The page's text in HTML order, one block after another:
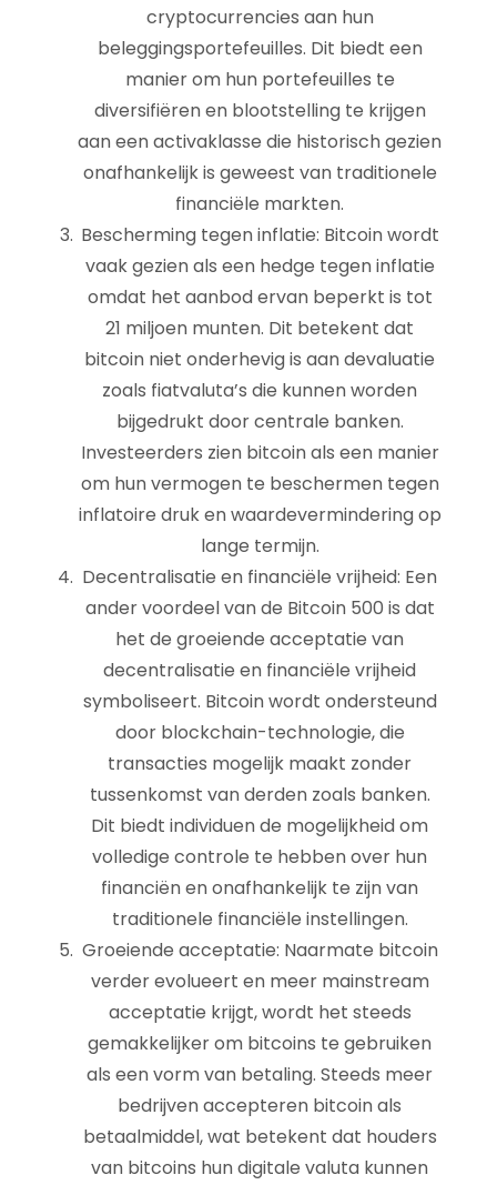
cryptocurrencies aan hun
beleggingsportefeuilles. Dit biedt een
manier om hun portefeuilles te
diversifiëren en blootstelling te krijgen
aan een activaklasse die historisch gezien
onafhankelijk is geweest van traditionele
financiële markten.
Bescherming tegen inflatie: Bitcoin wordt
vaak gezien als een hedge tegen inflatie
omdat het aanbod ervan beperkt is tot
21 miljoen munten. Dit betekent dat
bitcoin niet onderhevig is aan devaluatie
zoals fiatvaluta’s die kunnen worden
bijgedrukt door centrale banken.
Investeerders zien bitcoin als een manier
om hun vermogen te beschermen tegen
inflatoire druk en waardevermindering op
lange termijn.
Decentralisatie en financiële vrijheid: Een
ander voordeel van de Bitcoin 500 is dat
het de groeiende acceptatie van
decentralisatie en financiële vrijheid
symboliseert. Bitcoin wordt ondersteund
door blockchain-technologie, die
transacties mogelijk maakt zonder
tussenkomst van derden zoals banken.
Dit biedt individuen de mogelijkheid om
volledige controle te hebben over hun
financiën en onafhankelijk te zijn van
traditionele financiële instellingen.
Groeiende acceptatie: Naarmate bitcoin
verder evolueert en meer mainstream
acceptatie krijgt, wordt het steeds
gemakkelijker om bitcoins te gebruiken
als een vorm van betaling. Steeds meer
bedrijven accepteren bitcoin als
betaalmiddel, wat betekent dat houders
van bitcoins hun digitale valuta kunnen